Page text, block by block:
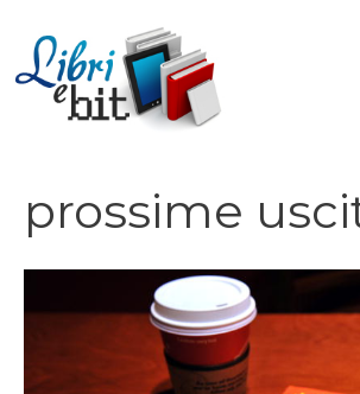
contenuto
prossime